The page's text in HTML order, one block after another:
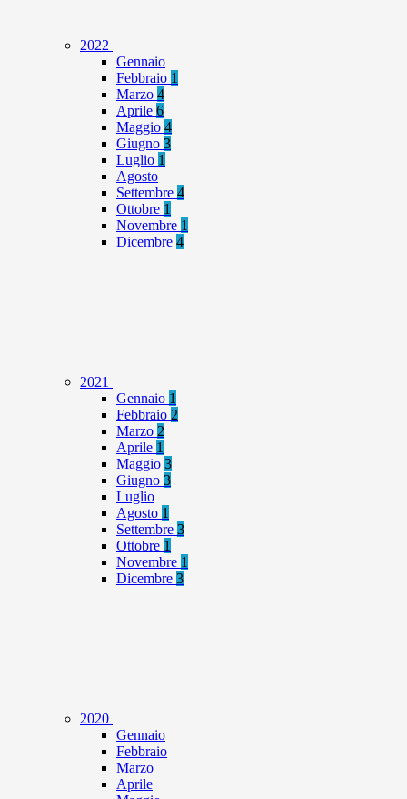
2022
Gennaio
Febbraio 1
Marzo 4
Aprile 6
Maggio 4
Giugno 3
Luglio 1
Agosto
Settembre 4
Ottobre 1
Novembre 1
Dicembre 4
2021
Gennaio 1
Febbraio 2
Marzo 2
Aprile 1
Maggio 3
Giugno 3
Luglio
Agosto 1
Settembre 3
Ottobre 1
Novembre 1
Dicembre 3
2020
Gennaio
Febbraio
Marzo
Aprile